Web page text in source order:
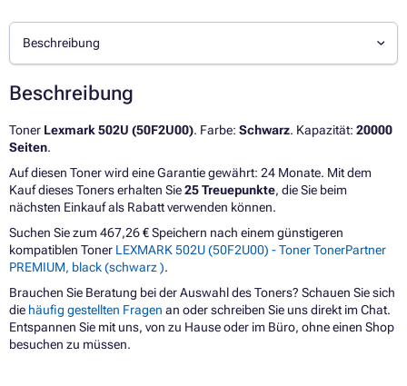
Beschreibung
Beschreibung
Toner Lexmark 502U (50F2U00). Farbe: Schwarz. Kapazität: 20000
Seiten.
Auf diesen Toner wird eine Garantie gewährt: 24 Monate. Mit dem
Kauf dieses Toners erhalten Sie25 Treuepunkte, die Sie beim
nächsten Einkauf als Rabatt verwenden können.
Suchen Sie zum 467,26 € Speichern nach einem günstigeren
kompatiblen Toner LEXMARK 502U (50F2U00) - Toner TonerPartner
PREMIUM, black (schwarz ).
Brauchen Sie Beratung bei der Auswahl des Toners? Schauen Sie sich
die häufig gestellten Fragen an oder schreiben Sie uns direkt im Chat.
Entspannen Sie mit uns, von zu Hause oder im Büro, ohne einen Shop
besuchen zu müssen.